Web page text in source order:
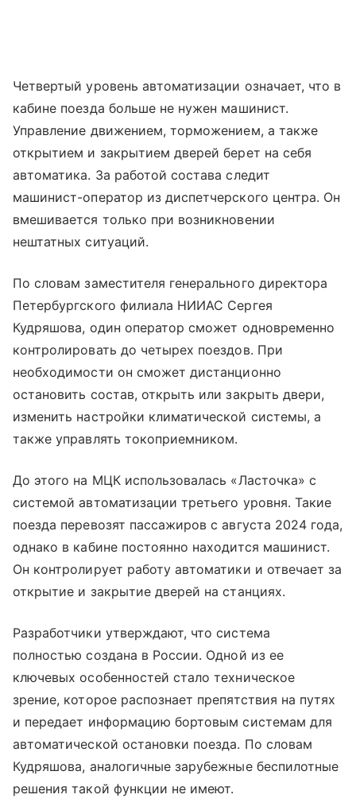
Четвертый уровень автоматизации означает, что в
кабине поезда больше не нужен машинист.
Управление движением, торможением, а также
открытием и закрытием дверей берет на себя
автоматика. За работой состава следит
машинист-оператор из диспетчерского центра. Он
вмешивается только при возникновении
нештатных ситуаций.
По словам заместителя генерального директора
Петербургского филиала НИИАС Сергея
Кудряшова, один оператор сможет одновременно
контролировать до четырех поездов. При
необходимости он сможет дистанционно
остановить состав, открыть или закрыть двери,
изменить настройки климатической системы, а
также управлять токоприемником.
До этого на МЦК использовалась «Ласточка» с
системой автоматизации третьего уровня. Такие
поезда перевозят пассажиров с августа 2024 года,
однако в кабине постоянно находится машинист.
Он контролирует работу автоматики и отвечает за
открытие и закрытие дверей на станциях.
Разработчики утверждают, что система
полностью создана в России. Одной из ее
ключевых особенностей стало техническое
зрение, которое распознает препятствия на путях
и передает информацию бортовым системам для
автоматической остановки поезда. По словам
Кудряшова, аналогичные зарубежные беспилотные
решения такой функции не имеют.